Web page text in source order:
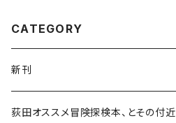
CATEGORY
新刊
和書
荻田オススメ冒険探検本、とその付近